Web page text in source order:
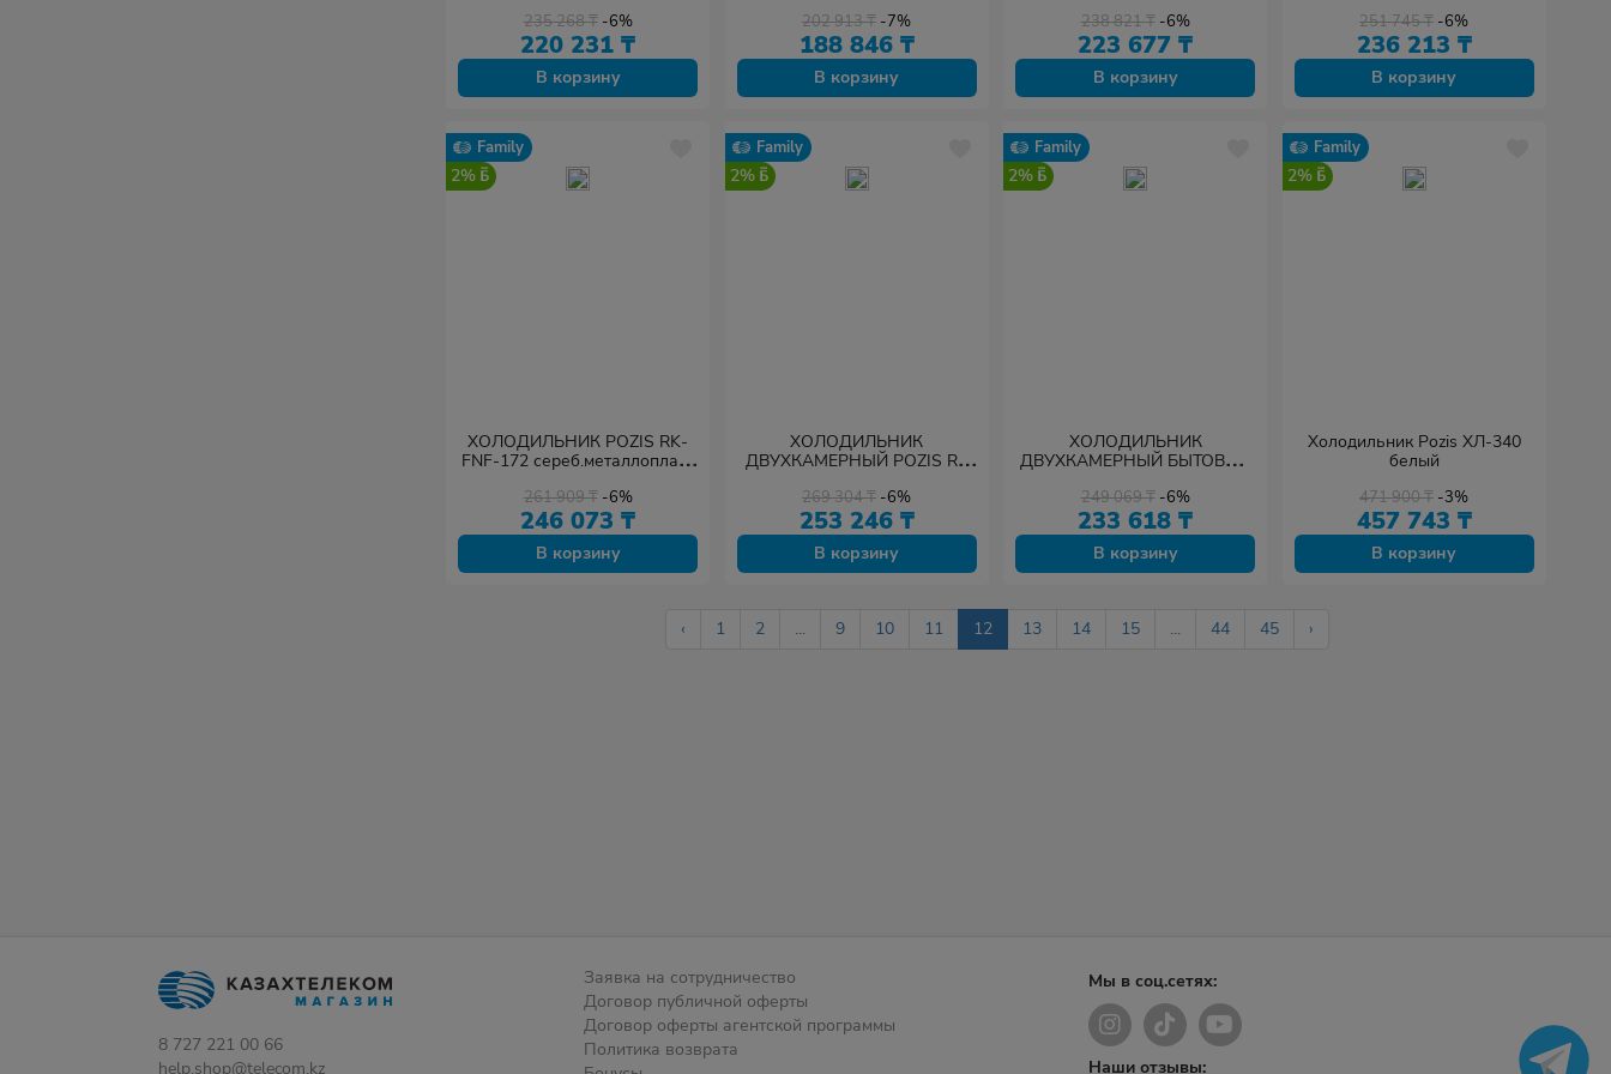
235 268₸ -6%
220 231 ₸
В корзину
202 913₸ -7%
188 846 ₸
В корзину
238 821₸ -6%
223 677 ₸
В корзину
вертикальные
251 745₸ -6%
236 213 ₸
В корзину
Family
2%
ХОЛОДИЛЬНИК POZIS RK-
FNF-172 сереб.металлопласт
261 909₸ -6%
246 073 ₸
В корзину
Family
2%
ХОЛОДИЛЬНИК
ДВУХКАМЕРНЫЙ POZIS RK
269 304₸ -6%
253 246 ₸
В корзину
Family
2%
ХОЛОДИЛЬНИК
ДВУХКАМЕРНЫЙ БЫТОВОЙ
ручки вертикальные
249 069₸ -6%
233 618 ₸
В корзину
Family
2%
Холодильник Pozis ХЛ-340
белый
471 900₸ -3%
457 743 ₸
В корзину
‹ 1 2 ... 9 10 11 12 13 14 15 ... 44 45 ›
8 727 221 00 66
help.shop@telecom.kz
Заявка на сотрудничество
Договор публичной оферты
Договор оферты агентской программы
Политика возврата
Мы в соц.сетях:
Наши отзывы: